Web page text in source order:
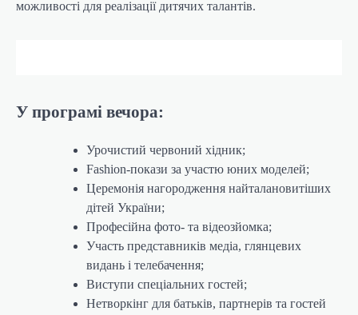
можливості для реалізації дитячих талантів.
У програмі вечора:
Урочистий червоний хідник;
Fashion-покази за участю юних моделей;
Церемонія нагородження найталановитіших
дітей України;
Професійна фото- та відеозйомка;
Участь представників медіа, глянцевих
видань і телебачення;
Виступи спеціальних гостей;
Нетворкінг для батьків, партнерів та гостей